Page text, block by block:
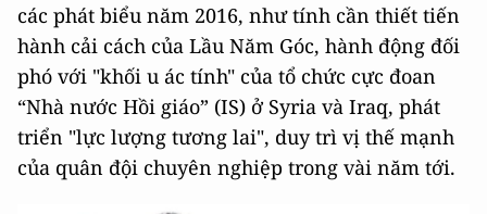
các phát biểu năm 2016, như tính cần thiết tiến
hành cải cách của Lầu Năm Góc, hành động đối
phó với "khối u ác tính" của tổ chức cực đoan
“Nhà nước Hồi giáo” (IS) ở Syria và Iraq, phát
triển "lực lượng tương lai", duy trì vị thế mạnh
của quân đội chuyên nghiệp trong vài năm tới.